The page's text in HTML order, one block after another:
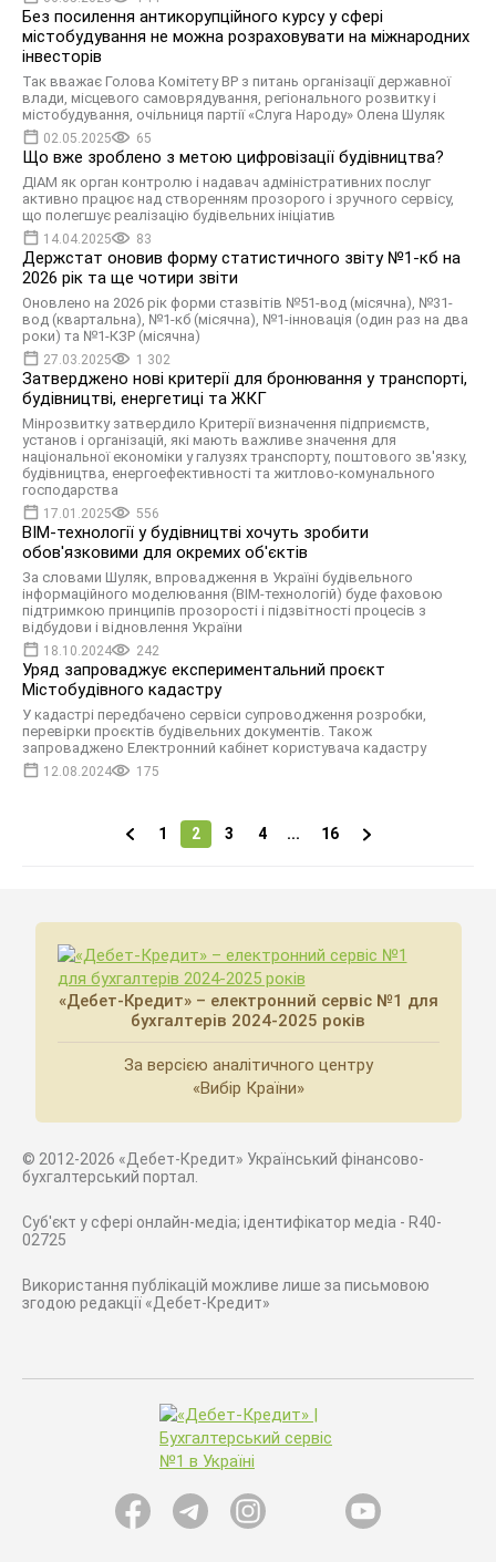
Без посилення антикорупційного курсу у сфері
містобудування не можна розраховувати на міжнародних
інвесторів
Так вважає Голова Комітету ВР з питань організації державної
влади, місцевого самоврядування, регіонального розвитку і
містобудування, очільниця партії «Слуга Народу» Олена Шуляк
02.05.2025 65
Що вже зроблено з метою цифровізації будівництва?
ДІАМ як орган контролю і надавач адміністративних послуг
активно працює над створенням прозорого і зручного сервісу,
що полегшує реалізацію будівельних ініціатив
14.04.2025 83
Держстат оновив форму статистичного звіту №1-кб на
2026 рік та ще чотири звіти
Оновлено на 2026 рік форми стазвітів №51-вод (місячна), №31-
вод (квартальна), №1-кб (місячна), №1-інновація (один раз на два
роки) та №1-КЗР (місячна)
27.03.2025 1 302
Затверджено нові критерії для бронювання у транспорті,
будівництві, енергетиці та ЖКГ
Мінрозвитку затвердило Критерії визначення підприємств,
установ і організацій, які мають важливе значення для
національної економіки у галузях транспорту, поштового зв'язку,
будівництва, енергоефективності та житлово-комунального
господарства
17.01.2025 556
BIM-технології у будівництві хочуть зробити
обов'язковими для окремих об'єктів
За словами Шуляк, впровадження в Україні будівельного
інформаційного моделювання (BIM-технологій) буде фаховою
підтримкою принципів прозорості і підзвітності процесів з
відбудови і відновлення України
18.10.2024 242
Уряд запроваджує експериментальний проєкт
Містобудівного кадастру
У кадастрі передбачено сервіси супроводження розробки,
перевірки проєктів будівельних документів. Також
запроваджено Електронний кабінет користувача кадастру
12.08.2024 175
1 2 3 4 ... 16
«Дебет-Кредит» – електронний сервіс №1 для
бухгалтерів 2024-2025 років
За версією аналітичного центру
«Вибір Країни»
© 2012-2026 «Дебет-Кредит» Український фінансово-
бухгалтерський портал.
Суб'єкт у сфері онлайн-медіа; ідентифікатор медіа - R40-
02725
Використання публікацій можливе лише за письмовою
згодою редакції «Дебет-Кредит»